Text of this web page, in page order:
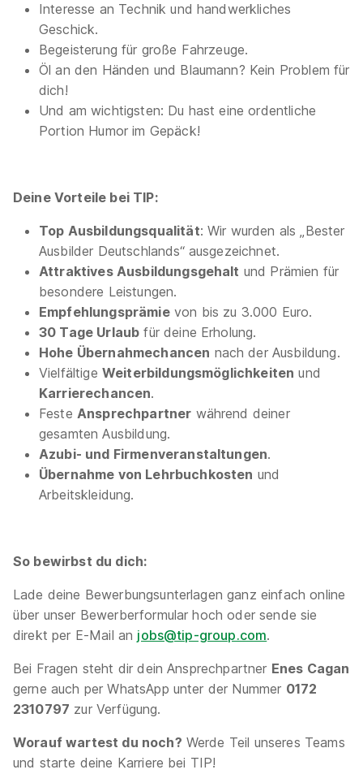
Kfz-Mechatroniker/-in Nutzfahrzeuge,
Ausbildungsbereich Abfallwirtschaft Stuttgart
(m/w/d) Landeshauptstadt Stuttgart
01.09.2027
Ausbildung Kraftfahrzeugmechatroniker/-in
(m/w/d) - Schwerpunkt Nutzfahrzeugtechnik
ab Sommer 2027
Emil Frey Deutschland
01.08.2027
97424 Schweinfurt
Kraftfahrzeugmechatronikerin/Kraftfahrzeugm
Personenkraftwagentechnik Bundeswehr
01.09.2027
97762 Hammelburg
Interesse an Technik und handwerkliches
Geschick.
Begeisterung für große Fahrzeuge.
Öl an den Händen und Blaumann? Kein Problem für
dich!
Und am wichtigsten: Du hast eine ordentliche
Portion Humor im Gepäck!
Deine Vorteile bei TIP:
Top Ausbildungsqualität: Wir wurden als „Bester
Ausbilder Deutschlands“ ausgezeichnet.
Attraktives Ausbildungsgehalt und Prämien für
besondere Leistungen.
Empfehlungsprämievon bis zu 3.000 Euro.
30 Tage Urlaub für deine Erholung.
Hohe Übernahmechancen nach der Ausbildung.
Vielfältige Weiterbildungsmöglichkeiten und
Karrierechancen.
Feste Ansprechpartner während deiner
gesamten Ausbildung.
Azubi- und Firmenveranstaltungen.
Übernahme von Lehrbuchkosten und
Arbeitskleidung.
So bewirbst du dich:
Lade deine Bewerbungsunterlagen ganz einfach online
über unser Bewerberformular hoch oder sende sie
direkt per E-Mail an jobs@tip-group.com.
Bei Fragen steht dir dein Ansprechpartner Enes Cagan
gerne auch per WhatsApp unter der Nummer 0172
2310797 zur Verfügung.
Worauf wartest du noch? Werde Teil unseres Teams
und starte deine Karriere bei TIP!